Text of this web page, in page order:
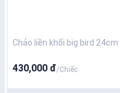
Chảo liền khối big bird 24cm
430,000 đ/Chiếc